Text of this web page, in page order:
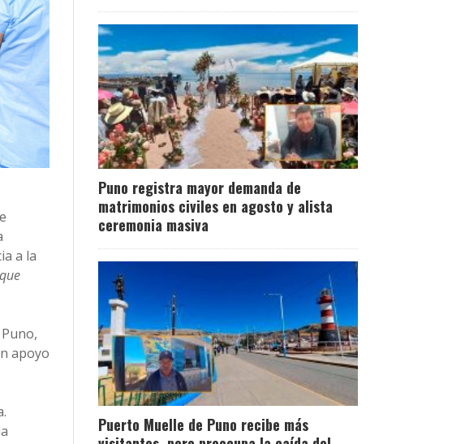
a la
apoyo
Puno registra mayor demanda de
matrimonios civiles en agosto y alista
ceremonia masiva
Puerto Muelle de Puno recibe más